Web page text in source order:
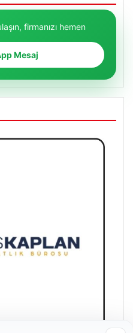
firmanızı hemen
Mesaj